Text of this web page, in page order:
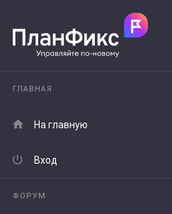
ГЛАВНАЯ
На главную
Вход
ФОРУМ